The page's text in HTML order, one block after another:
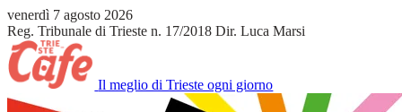
venerdì 7 agosto 2026
Reg. Tribunale di Trieste n. 17/2018 Dir. Luca Marsi
Il meglio di Trieste ogni giorno